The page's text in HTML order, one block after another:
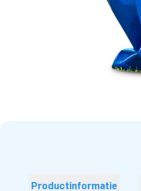
Productinformatie